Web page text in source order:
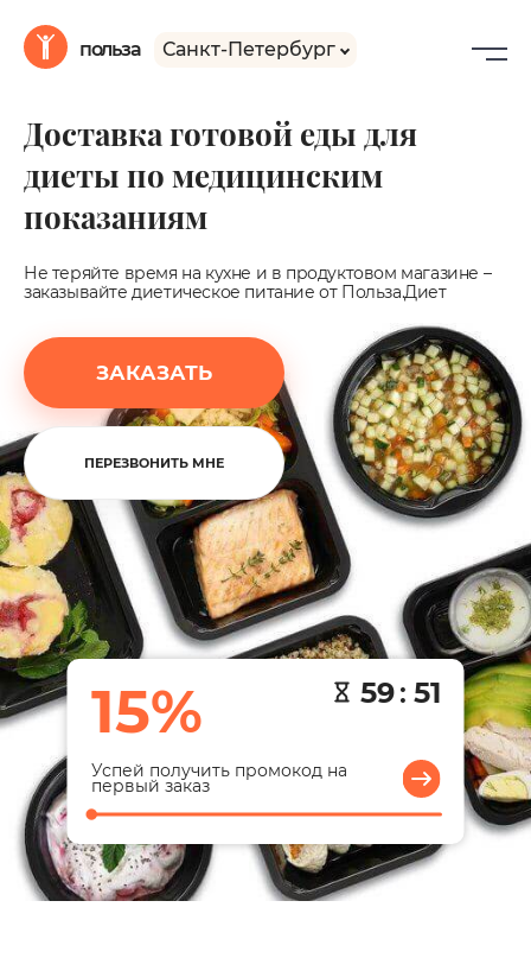
польза Санкт-Петербург
Доставка готовой еды для
диеты по медицинским
показаниям
Не теряйте время на кухне и в продуктовом магазине –
заказывайте диетическое питание от Польза.Диет
ЗАКАЗАТЬ
ПЕРЕЗВОНИТЬ МНЕ
15% 59 : 50
Успей получить промокод на
первый заказ